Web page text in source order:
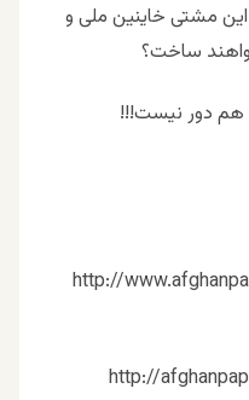
این مشتی خاینین ملی و
ساخت؟
هم دور نیست!!!
http://
http://